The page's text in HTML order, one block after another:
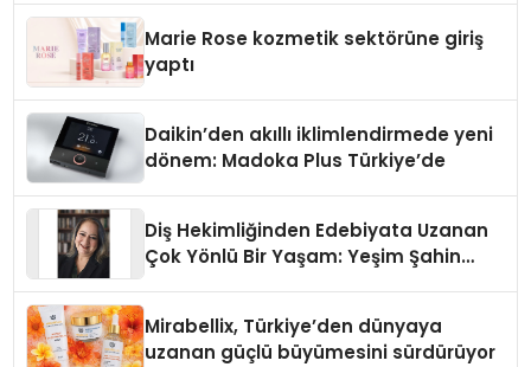
Marie Rose kozmetik sektörüne giriş
yaptı
Daikin’den akıllı iklimlendirmede yeni
dönem: Madoka Plus Türkiye’de
Diş Hekimliğinden Edebiyata Uzanan
Çok Yönlü Bir Yaşam: Yeşim Şahin
Mirabellix, Türkiye’den dünyaya
uzanan güçlü büyümesini sürdürüyor